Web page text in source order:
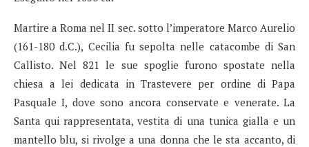
Martire a Roma nel II sec. sotto l’imperatore Marco Aurelio
(161-180 d.C.), Cecilia fu sepolta nelle catacombe di San
Callisto. Nel 821 le sue spoglie furono spostate nella
chiesa a lei dedicata in Trastevere per ordine di Papa
Pasquale I, dove sono ancora conservate e venerate. La
Santa qui rappresentata, vestita di una tunica gialla e un
mantello blu, si rivolge a una donna che le sta accanto, di